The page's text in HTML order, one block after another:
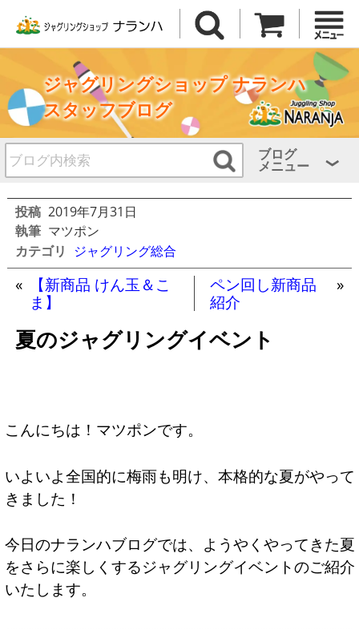
ジャグリングショップ ナランハ
スタッフブログ
ブログ
メニュー
投稿 2019年7月31日
執筆 マツポン
カテゴリ
ジャグリング総合
«
【新商品 けん玉＆こ
ま】
ペン回し新商品
紹介
»
夏のジャグリングイベント
こんにちは！マツポンです。
いよいよ全国的に梅雨も明け、本格的な夏がやって
きました！
今日のナランハブログでは、ようやくやってきた夏
をさらに楽しくするジャグリングイベントのご紹介
いたします。